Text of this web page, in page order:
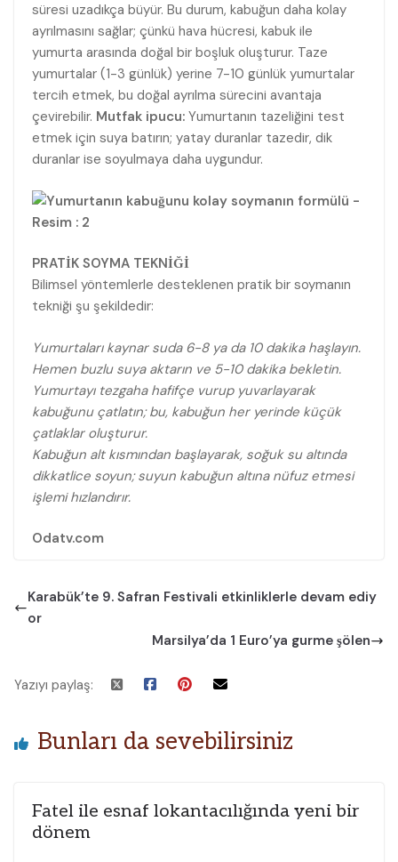
süresi uzadıkça büyür. Bu durum, kabuğun daha kolay
ayrılmasını sağlar; çünkü hava hücresi, kabuk ile
yumurta arasında doğal bir boşluk oluşturur. Taze
yumurtalar (1-3 günlük) yerine 7-10 günlük yumurtalar
tercih etmek, bu doğal ayrılma sürecini avantaja
çevirebilir. Mutfak ipucu: Yumurtanın tazeliğini test
etmek için suya batırın; yatay duranlar tazedir, dik
duranlar ise soyulmaya daha uygundur.
PRATİK SOYMA TEKNİĞİ
Bilimsel yöntemlerle desteklenen pratik bir soymanın
tekniği şu şekildedir:
Yumurtaları kaynar suda 6-8 ya da 10 dakika haşlayın.
Hemen buzlu suya aktarın ve 5-10 dakika bekletin.
Yumurtayı tezgaha hafifçe vurup yuvarlayarak
kabuğunu çatlatın; bu, kabuğun her yerinde küçük
çatlaklar oluşturur.
Kabuğun alt kısmından başlayarak, soğuk su altında
dikkatlice soyun; suyun kabuğun altına nüfuz etmesi
işlemi hızlandırır.
Odatv.com
Karabük’te 9. Safran Festivali etkinliklerle devam ediy
or
Marsilya’da 1 Euro’ya gurme şölen
Yazıyı paylaş:
Bunları da sevebilirsiniz
Fatel ile esnaf lokantacılığında yeni bir
dönem